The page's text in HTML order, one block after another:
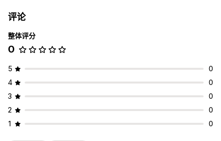
评论
整体评分
0
5
0
4
0
3
0
2
0
1
0